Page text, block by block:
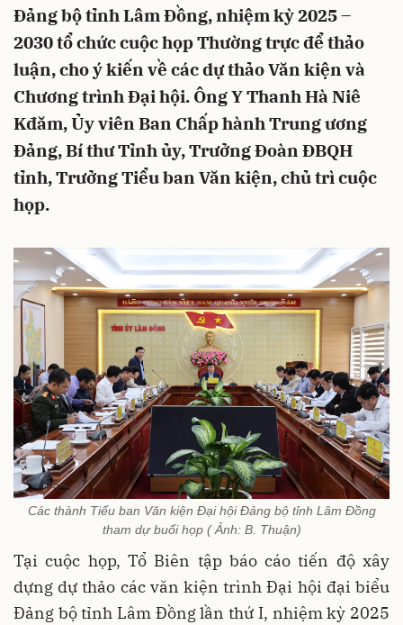
Đảng bộ tỉnh Lâm Đồng, nhiệm kỳ 2025 –
2030 tổ chức cuộc họp Thường trực để thảo
luận, cho ý kiến về các dự thảo Văn kiện và
Chương trình Đại hội. Ông Y Thanh Hà Niê
Kđăm, Ủy viên Ban Chấp hành Trung ương
Đảng, Bí thư Tỉnh ủy, Trưởng Đoàn ĐBQH
tỉnh, Trưởng Tiểu ban Văn kiện, chủ trì cuộc
họp.
Các thành Tiểu ban Văn kiện Đại hội Đảng bộ tỉnh Lâm Đồng
tham dự buổi họp ( Ảnh: B. Thuận)
Tại cuộc họp, Tổ Biên tập báo cáo tiến độ xây
dựng dự thảo các văn kiện trình Đại hội đại biểu
Đảng bộ tỉnh Lâm Đồng lần thứ I, nhiệm kỳ 2025